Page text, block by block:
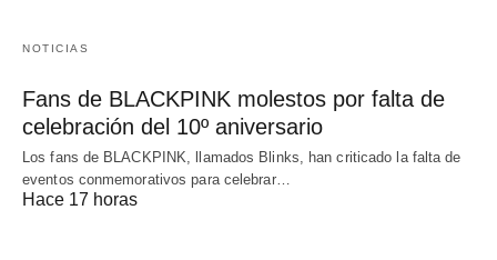
NOTICIAS
Fans de BLACKPINK molestos por falta de
celebración del 10º aniversario
Los fans de BLACKPINK, llamados Blinks, han criticado la falta de
eventos conmemorativos para celebrar…
Hace 17 horas